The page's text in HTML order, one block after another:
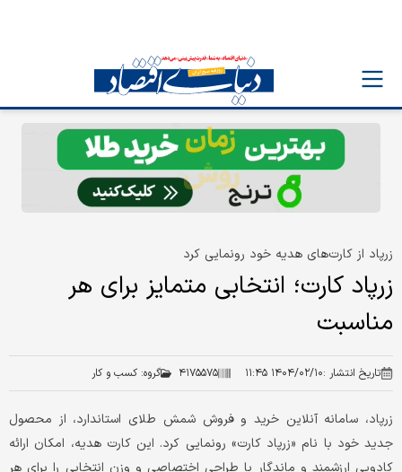
زرپاد از کارت‌های هدیه خود رونمایی کرد
زرپاد کارت؛ انتخابی متمایز برای هر
مناسبت
تاریخ انتشار :۱۴۰۴/۰۲/۱۰ ۱۱:۴۵ ۴۱۷۵۵۷۵ گروه: کسب و کار
زرپاد، سامانه آنلاین خرید و فروش شمش طلای استاندارد، از محصول
جدید خود با نام «زرپاد کارت» رونمایی کرد. این کارت هدیه، امکان ارائه
کادویی ارزشمند و ماندگار با طراحی اختصاصی و وزن انتخابی را برای هر